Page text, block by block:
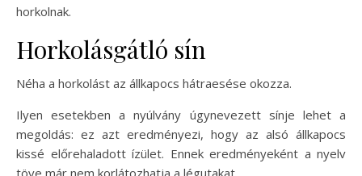
horkolnak.
Horkolásgátló sín
Néha a horkolást az állkapocs hátraesése okozza.
Ilyen esetekben a nyúlvány úgynevezett sínje lehet a
megoldás: ez azt eredményezi, hogy az alsó állkapocs
kissé előrehaladott ízület. Ennek eredményeként a nyelv